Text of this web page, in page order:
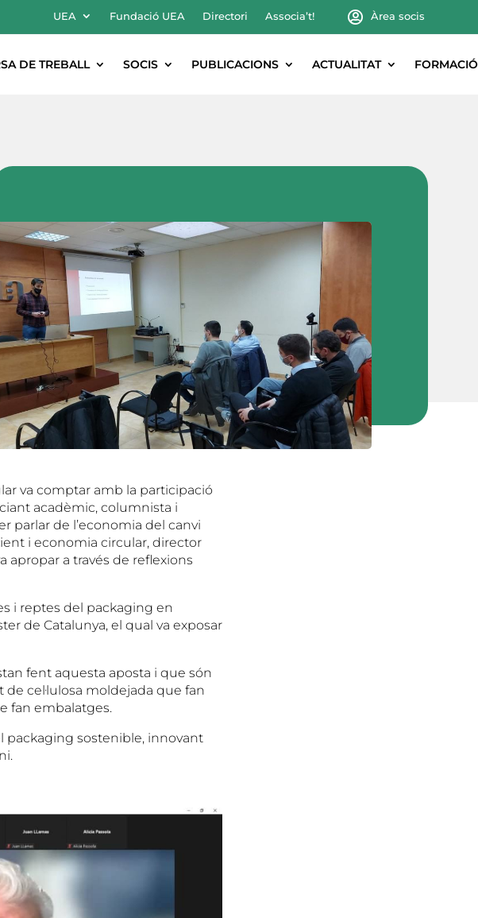
UEA Fundació UEA Directori Associa’t! Àrea socis
DE TREBALL SOCIS PUBLICACIONS ACTUALITAT FORMACIÓ
va comptar amb la participació
acadèmic, columnista i
parlar de l’economia del canvi
i economia circular, director
apropar a través de reflexions
i reptes del packaging en
de Catalunya, el qual va exposar
fent aquesta aposta i que són
cel·lulosa moldejada que fan
fan embalatges.
packaging sostenible, innovant